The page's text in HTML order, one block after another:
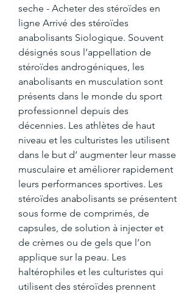
seche - Acheter des stéroïdes en
ligne Arrivé des stéroïdes
anabolisants Siologique. Souvent
désignés sous l’appellation de
stéroïdes androgéniques, les
anabolisants en musculation sont
présents dans le monde du sport
professionnel depuis des
décennies. Les athlètes de haut
niveau et les culturistes les utilisent
dans le but d’ augmenter leur masse
musculaire et améliorer rapidement
leurs performances sportives. Les
stéroïdes anabolisants se présentent
sous forme de comprimés, de
capsules, de solution à injecter et
de crèmes ou de gels que l’on
applique sur la peau. Les
haltérophiles et les culturistes qui
utilisent des stéroïdes prennent